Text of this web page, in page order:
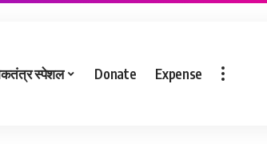
स्पेशल Donate Expense